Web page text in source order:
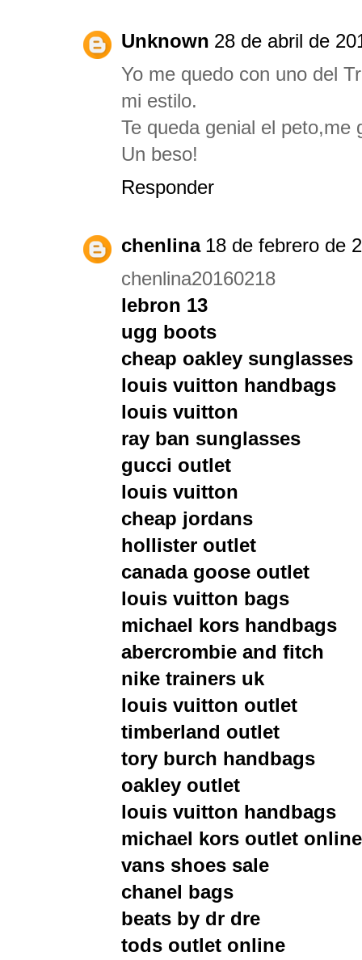
Unknown 28 de abril de
Yo me quedo con uno del
mi estilo.
Te queda genial el
Un beso!
Responder
chenlina 18 de febrero de
chenlina20160218
lebron 13
ugg boots
cheap oakley sunglasses
louis vuitton handbags
louis vuitton
ray ban sunglasses
gucci outlet
louis vuitton
cheap jordans
hollister outlet
canada goose outlet
louis vuitton bags
michael kors handbags
abercrombie and fitch
nike trainers uk
louis vuitton outlet
timberland outlet
tory burch handbags
oakley outlet
louis vuitton handbags
michael kors outlet online
vans shoes sale
chanel bags
beats by dr dre
tods outlet online